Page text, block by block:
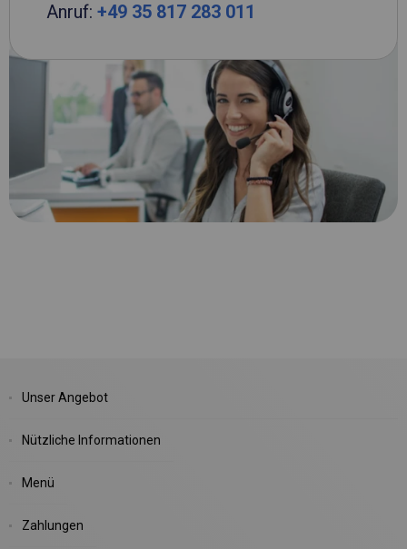
Anruf: +49 35 817 283 011
Unser Angebot
Nützliche Informationen
Menü
Zahlungen